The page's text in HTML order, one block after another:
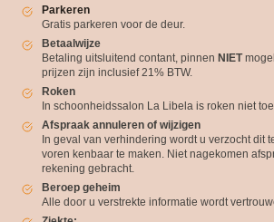
Parkeren
Gratis parkeren voor de deur.
Betaalwijze
Betaling uitsluitend contant, pinnen NIET
prijzen zijn inclusief 21% BTW.
Roken
In schoonheidssalon La Libela is roken niet
Afspraak annuleren of wijzigen
In geval van verhindering wordt u verzocht dit
voren kenbaar te maken. Niet nagekomen
rekening gebracht.
Beroep geheim
Alle door u verstrekte informatie wordt